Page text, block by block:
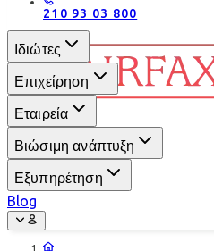
210 93 03 800
Ιδιώτες
Επιχείρηση
Εταιρεία
Βιώσιμη ανάπτυξη
Εξυπηρέτηση
Blog